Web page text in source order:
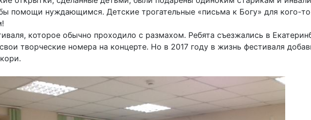
помощи нуждающимся. Детские трогательные «письма к Богу» для кого-то
которое обычно проходило с размахом. Ребята съезжались в
творческие номера на концерте. Но в 2017 году в жизнь фестиваля